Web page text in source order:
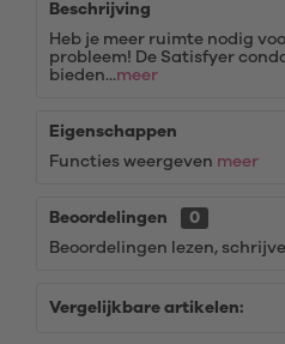
Beschrijving
Heb je meer ruimte nodig
probleem! De Satisfyer
bieden...meer
Eigenschappen
Functies weergeven meer
Beoordelingen
0
Beoordelingen lezen,
Vergelijkbare artikelen: